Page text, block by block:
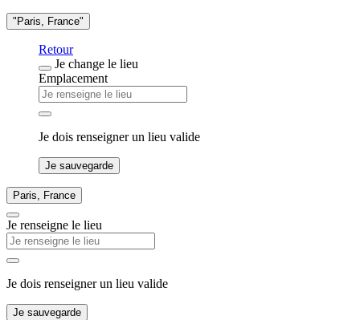
"Paris, France"
Retour
Je change le lieu
Emplacement
Je dois renseigner un lieu valide
Je sauvegarde
Paris, France
Je renseigne le lieu
Je dois renseigner un lieu valide
Je sauvegarde